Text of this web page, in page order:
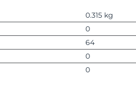
0.315 kg
0
64
0
0